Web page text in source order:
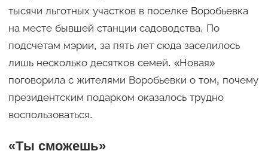
тысячи льготных участков в поселке Воробьевка
на месте бывшей станции садоводства. По
подсчетам мэрии, за пять лет сюда заселилось
лишь несколько десятков семей. «Новая»
поговорила с жителями Воробьевки о том, почему
президентским подарком оказалось трудно
воспользоваться.
«Ты сможешь»